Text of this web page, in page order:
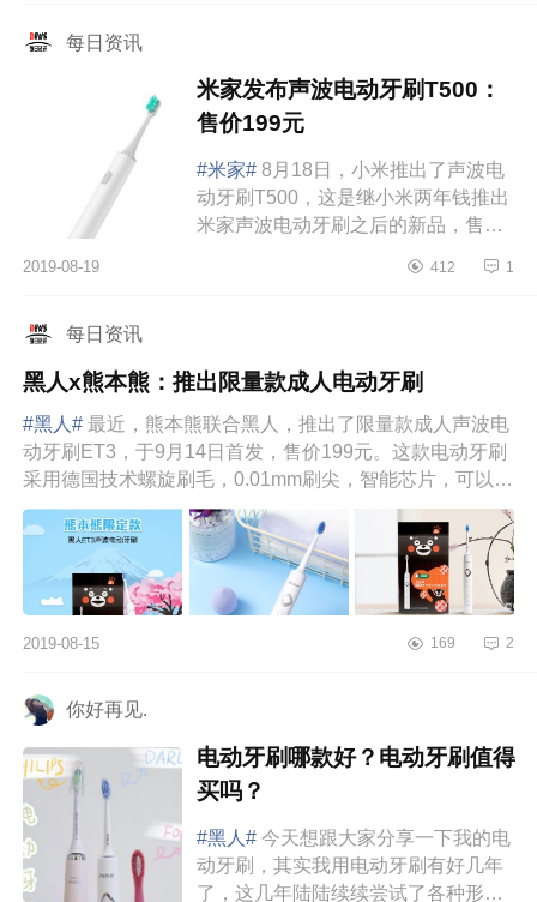
每日资讯
米家发布声波电动牙刷T500：
售价199元
#米家# 8月18日，小米推出了声波电
动牙刷T500，这是继小米两年钱推出
米家声波电动牙刷之后的新品，售价
动牙刷拥有三档模式，分别是标准模
2019-08-19 412 1
每日资讯
黑人x熊本熊：推出限量款成人电动牙刷
#黑人# 最近，熊本熊联合黑人，推出了限量款成人声波电
动牙刷ET3，于9月14日首发，售价199元。这款电动牙刷
采用德国技术螺旋刷毛，0.01mm刷尖，智能芯片，可以即
时感知压力强度，提...
2019-08-15 169 2
你好再见.
电动牙刷哪款好？电动牙刷值得
买吗？
#黑人# 今天想跟大家分享一下我的电
动牙刷，其实我用电动牙刷有好几年
了，这几年陆陆续续尝试了各种形式